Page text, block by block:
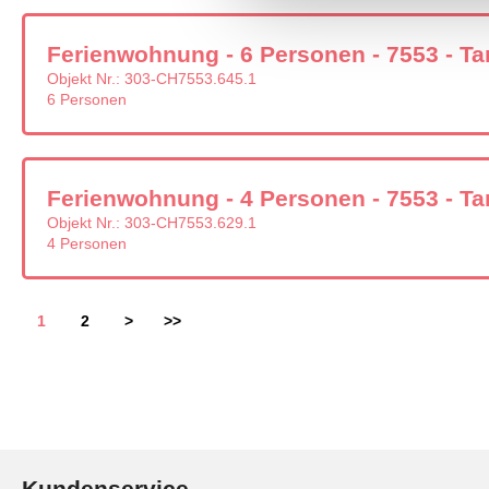
Ferienwohnung - 6 Personen - 7553 -
Objekt Nr.: 303-CH7553.645.1
6 Personen
Ferienwohnung - 4 Personen - 7553 -
Objekt Nr.: 303-CH7553.629.1
4 Personen
1 2 > >>